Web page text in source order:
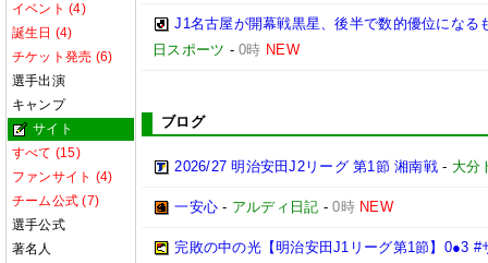
イベント (4)
誕生日 (4)
チケット発売 (6)
選手出演
キャンプ
サイト
すべて (15)
ファンサイト (4)
チーム公式 (7)
選手公式
著名人
J1名古屋が開幕戦黒星、後半で数的優位にな
日スポーツ -0時 NEW
ブログ
2026/27 明治安田J2リーグ 第1節 湘南戦- 大分
一安心 - アルディ日記 -0時 NEW
完敗の中の光【明治安田J1リーグ第1節】0●3